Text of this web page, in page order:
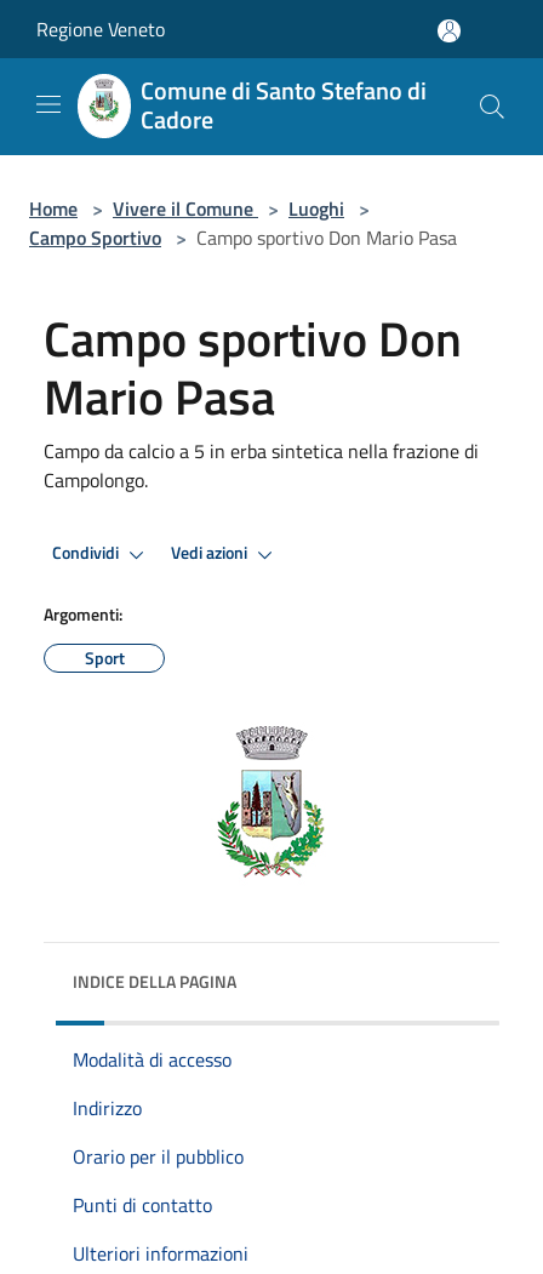
Regione Veneto
Comune di Santo Stefano di
Cadore
Home > Vivere il Comune > Luoghi >
Campo Sportivo > Campo sportivo Don Mario Pasa
Campo sportivo Don
Mario Pasa
Campo da calcio a 5 in erba sintetica nella frazione di
Campolongo.
Condividi Vedi azioni
Argomenti:
Sport
INDICE DELLA PAGINA
Modalità di accesso
Indirizzo
Orario per il pubblico
Punti di contatto
Ulteriori informazioni